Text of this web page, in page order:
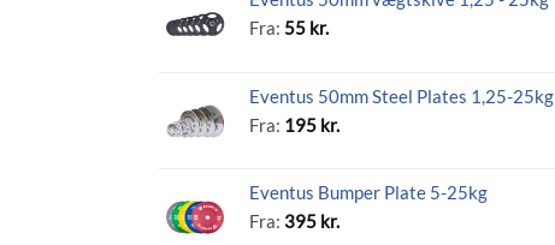
Fra: 55 kr.
Eventus 50mm Steel Plates 1,25-25kg
Fra: 195 kr.
Eventus Bumper Plate 5-25kg
Fra: 395 kr.